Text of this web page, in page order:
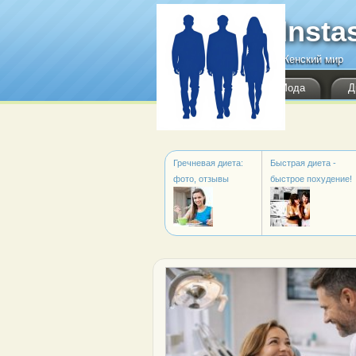
Перейти к основному содержанию
Мода
Женский мир
Гречневая диета:
фото, отзывы
Быстрая диета -
быстрое похудение!